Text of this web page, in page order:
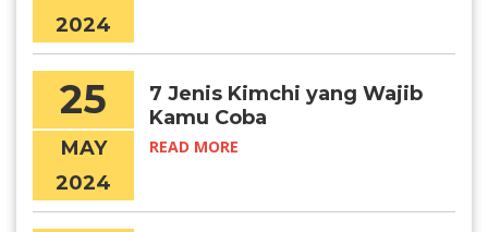
2024
25
MAY
2024
7 Jenis Kimchi yang Wajib
Kamu Coba
READ MORE